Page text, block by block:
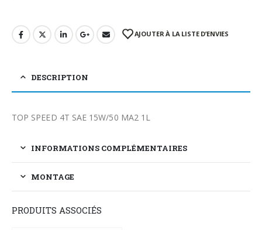
AJOUTER À LA LISTE D’ENVIES
DESCRIPTION
TOP SPEED 4T SAE 15W/50 MA2 1L
INFORMATIONS COMPLÉMENTAIRES
MONTAGE
PRODUITS ASSOCIÉS